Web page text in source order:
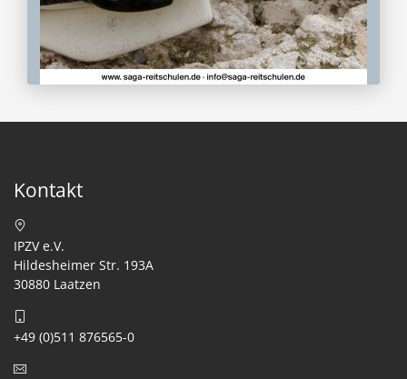
Kontakt
IPZV e.V.
Hildesheimer Str. 193A
30880 Laatzen
+49 (0)511 876565-0